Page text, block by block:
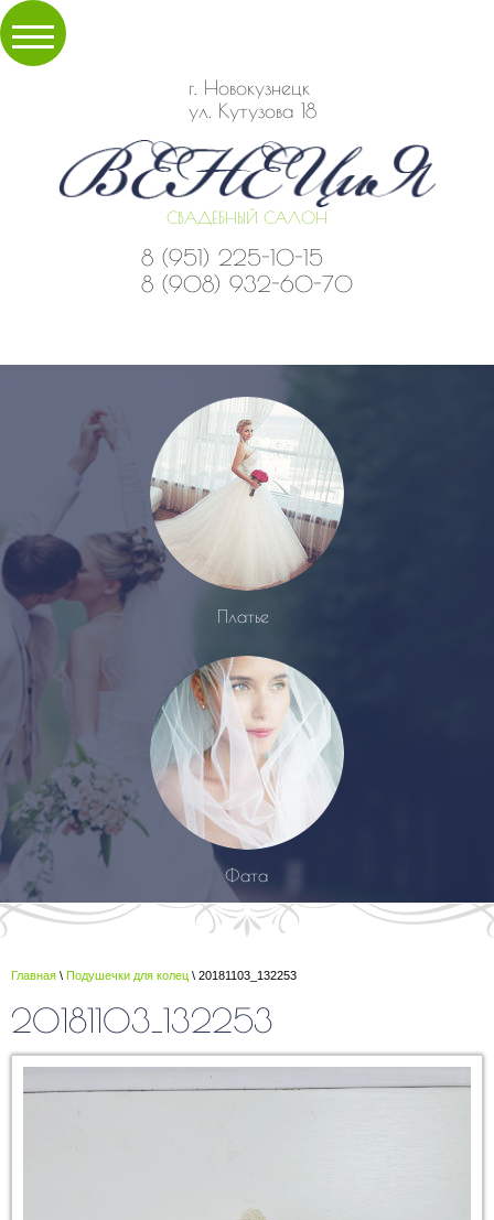
г. Новокузнецк
ул. Кутузова 18
СВАДЕБНЫЙ САЛОН
8 (951) 225-10-15
8 (908) 932-60-70
Платье
Фата
Главная \ Подушечки для колец \ 20181103_132253
20181103_132253